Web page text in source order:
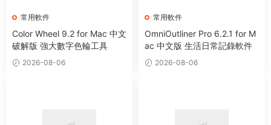
常用軟件
Color Wheel 9.2 for Mac 中文
破解版 強大數字色輪工具
2026-08-06
常用軟件
OmniOutliner Pro 6.2.1 for M
ac 中文版 生活日常記錄軟件
2026-08-06